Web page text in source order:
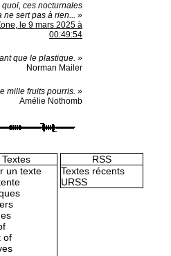
ces nocturnales
ne sert pas à rien... »
le 9 mars 2025 à
00:49:54
que le plastique. »
Norman Mailer
mille fruits pourris. »
Amélie Nothomb
Textes
un texte
of
RSS
Textes récents
URSS